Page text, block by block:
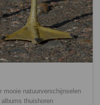
mooie natuurverschijnselen
thuishoren